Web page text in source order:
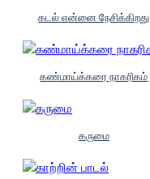
கடல் என்னை நேசிக்கிறது
கண்மாய்க்கரை நாகரிகம்
கருமை